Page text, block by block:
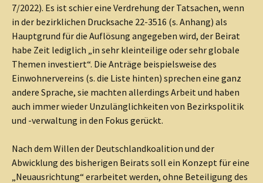
7/2022). Es ist schier eine Verdrehung der Tatsachen, wenn
in der bezirklichen Drucksache 22-3516 (s. Anhang) als
Hauptgrund für die Auflösung angegeben wird, der Beirat
habe Zeit lediglich „in sehr kleinteilige oder sehr globale
Themen investiert“. Die Anträge beispielsweise des
Einwohnervereins (s. die Liste hinten) sprechen eine ganz
andere Sprache, sie machten allerdings Arbeit und haben
auch immer wieder Unzulänglichkeiten von Bezirkspolitik
und -verwaltung in den Fokus gerückt.
Nach dem Willen der Deutschlandkoalition und der
Abwicklung des bisherigen Beirats soll ein Konzept für eine
„Neuausrichtung“ erarbeitet werden, ohne Beteiligung des